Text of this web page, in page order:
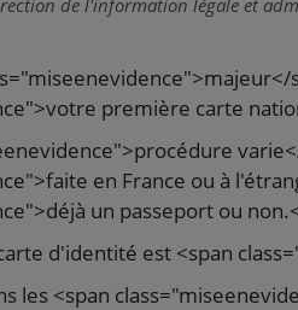
de l'information légale et
première carte
en France ou à
un passeport ou
d'identité est <span
les <span